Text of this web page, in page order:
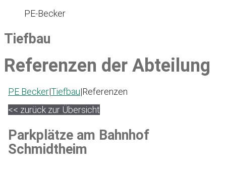
PE-Becker
Tiefbau
Referenzen der Abteilung
PE Becker|Tiefbau|Referenzen
<< zurück zur Übersicht
Parkplätze am Bahnhof
Schmidtheim